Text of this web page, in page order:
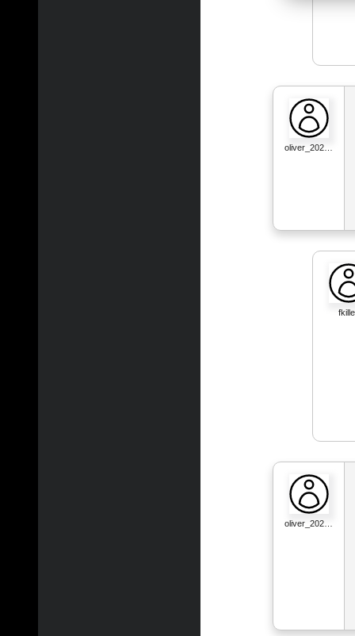
oliver_202…
oliver_202…